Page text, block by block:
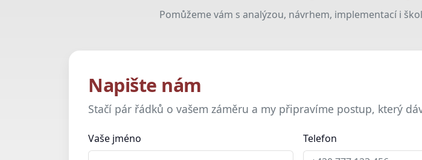
Pomůžeme vám s analýzou, návrhem, implementací i
Napište nám
Stačí pár řádků o vašem záměru a my připravíme postup, který
Vaše jméno Telefon